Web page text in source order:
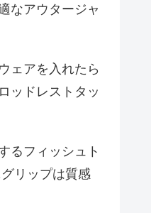
なアウタージャ
ェアを入れたら
ッドレストタッ
るフィッシュト
リップは質感